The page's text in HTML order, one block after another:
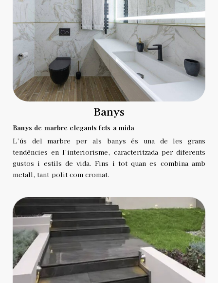
Banys
Banys de marbre elegants fets a mida
L’ús del marbre per als banys és una de les grans
tendències en l’interiorisme, caracteritzada per diferents
gustos i estils de vida.Fins i tot quan es combina amb
metall, tant polit com cromat.